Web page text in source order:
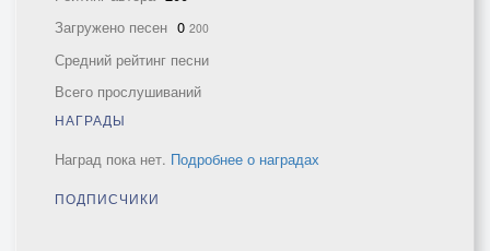
Загружено песен 0 200
Средний рейтинг песни
Всего прослушиваний
НАГРАДЫ
Наград пока нет. Подробнее о наградах
ПОДПИСЧИКИ